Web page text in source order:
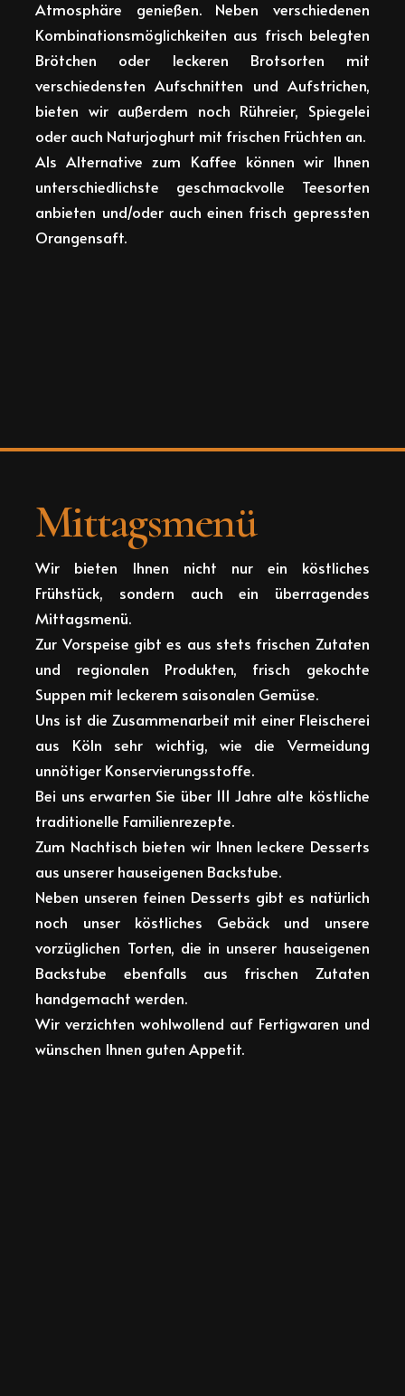
Atmosphäre genießen. Neben verschiedenen
Kombinationsmöglichkeiten aus frisch belegten
Brötchen oder leckeren Brotsorten mit
verschiedensten Aufschnitten und Aufstrichen,
bieten wir außerdem noch Rühreier, Spiegelei
oder auch Naturjoghurt mit frischen Früchten an.
Als Alternative zum Kaffee können wir Ihnen
unterschiedlichste geschmackvolle Teesorten
anbieten und/oder auch einen frisch gepressten
Orangensaft.
Mittagsmenü
Wir bieten Ihnen nicht nur ein köstliches
Frühstück, sondern auch ein überragendes
Mittagsmenü.
Zur Vorspeise gibt es aus stets frischen Zutaten
und regionalen Produkten, frisch gekochte
Suppen mit leckerem saisonalen Gemüse.
Uns ist die Zusammenarbeit mit einer Fleischerei
aus Köln sehr wichtig, wie die Vermeidung
unnötiger Konservierungsstoffe.
Bei uns erwarten Sie über 111 Jahre alte köstliche
traditionelle Familienrezepte.
Zum Nachtisch bieten wir Ihnen leckere Desserts
aus unserer hauseigenen Backstube.
Neben unseren feinen Desserts gibt es natürlich
noch unser köstliches Gebäck und unsere
vorzüglichen Torten, die in unserer hauseigenen
Backstube ebenfalls aus frischen Zutaten
handgemacht werden.
Wir verzichten wohlwollend auf Fertigwaren und
wünschen Ihnen guten Appetit.